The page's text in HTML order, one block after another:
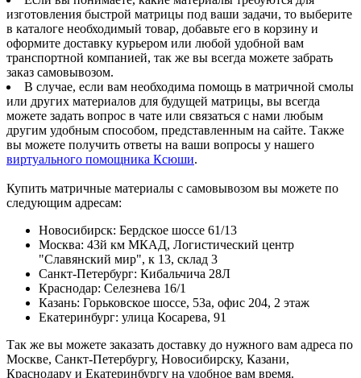
изготовления быстрой матрицы под ваши задачи, то выберите
в каталоге необходимый товар, добавьте его в корзину и
оформите доставку курьером или любой удобной вам
транспортной компанией, так же вы всегда можете забрать
заказ самовывозом.
В случае, если вам необходима помощь в матричной смолы
или других материалов для будущей матрицы, вы всегда
можете задать вопрос в чате или связаться с нами любым
другим удобным способом, представленным на сайте. Также
вы можете получить ответы на ваши вопросы у нашего
виртуального помощника Ксюши.
Купить матричные материалы с самовывозом вы можете по
следующим адресам:
Новосибирск: Бердское шоссе 61/13
Москва: 43й км МКАД, Логистический центр
"Славянский мир", к 13, склад 3
Санкт-Петербург: Кибальчича 28Л
Краснодар: Селезнева 16/1
Казань: Горьковское шоссе, 53а, офис 204, 2 этаж
Екатеринбург: улица Косарева, 91
Так же вы можете заказать доставку до нужного вам адреса по
Москве, Санкт-Петербургу, Новосибирску, Казани,
Краснодару и Екатеринбургу на удобное вам время.